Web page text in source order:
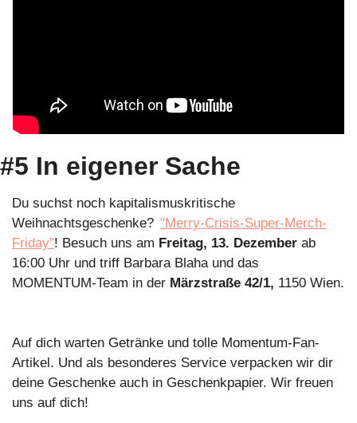
#5 In eigener Sache
Du suchst noch kapitalismuskritische
Weihnachtsgeschenke? "Merry-Crisis-Super-Merch-
Friday”! Besuch uns am Freitag, 13. Dezember ab
16:00 Uhr und triff Barbara Blaha und das
MOMENTUM-Team in der Märzstraße 42/1, 1150 Wien.
Auf dich warten Getränke und tolle Momentum-Fan-
Artikel. Und als besonderes Service verpacken wir dir
deine Geschenke auch in Geschenkpapier. Wir freuen
uns auf dich!